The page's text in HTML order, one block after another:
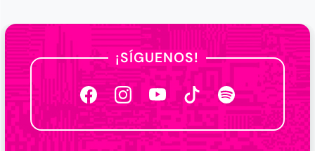
¡SÍGUENOS!